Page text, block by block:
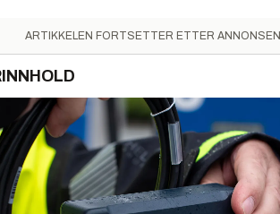
ARTIKKELEN FORTSETTER ETTER ANNONSEN